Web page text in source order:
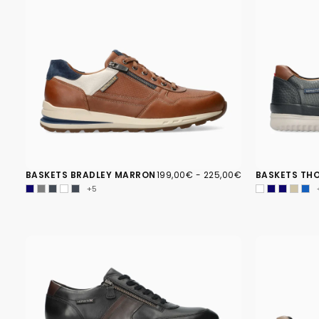
BASKETS BRADLEY MARRON199,00€
PRIX
199,00€ - PRIX
225,00€
+5
BASKETS